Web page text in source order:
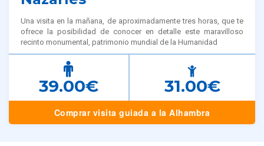
Una visita en la mañana, de aproximadamente tres horas, que te
ofrece la posibilidad de conocer en detalle este maravilloso
recinto monumental, patrimonio mundial de la Humanidad
39.00€ 31.00€
Comprar visita guiada a la Alhambra